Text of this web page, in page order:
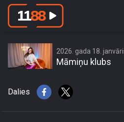
Imunitāte ģimenē
2026. gada 18.
Māmiņu klubs
Dalies